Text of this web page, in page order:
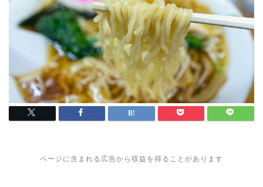
ページに含まれる広告から収益を得ることがあります